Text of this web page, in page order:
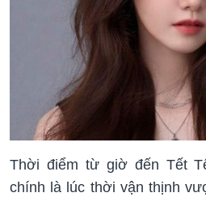
Thời điểm từ giờ đến Tết
chính là lúc thời vận thịnh